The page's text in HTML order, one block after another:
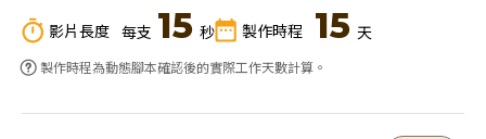
影片長度 每支 15 秒 製作時程 15 天
製作時程為動態腳本確認後的實際工作天數計算。